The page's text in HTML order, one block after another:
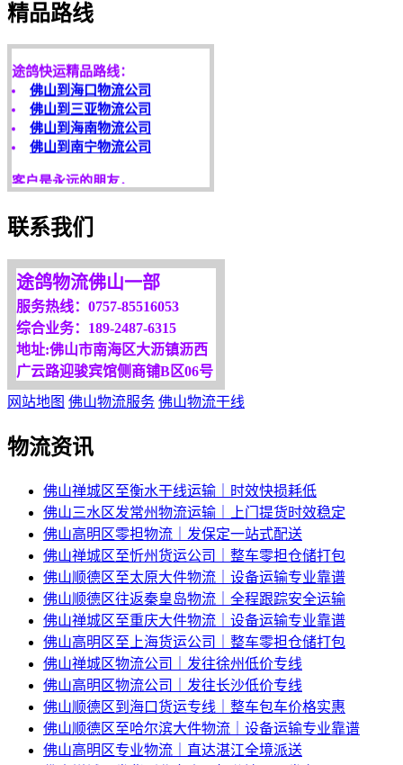
精品路线
东成西就泰运！
途鸽快运精品路线：
佛山到海口物流公司
佛山到三亚物流公司
佛山到海南物流公司
佛山到南宁物流公司
客户是永远的朋友，
服务是永恒的追求！
更多服务请来电咨询，
我们将竭诚为你服务！
联系我们
途鸽物流佛山一部
服务热线：0757-85516053
综合业务：189-2487-6315
地址:佛山市南海区大沥镇沥西
广云路迎骏宾馆侧商铺B区06号
网站地图 佛山物流服务 佛山物流干线
物流资讯
佛山禅城区至衡水干线运输｜时效快损耗低
佛山三水区发常州物流运输｜上门提货时效稳定
佛山高明区零担物流｜发保定一站式配送
佛山禅城区至忻州货运公司｜整车零担仓储打包
佛山顺德区至太原大件物流｜设备运输专业靠谱
佛山顺德区往返秦皇岛物流｜全程跟踪安全运输
佛山禅城区至重庆大件物流｜设备运输专业靠谱
佛山高明区至上海货运公司｜整车零担仓储打包
佛山禅城区物流公司｜发往徐州低价专线
佛山高明区物流公司｜发往长沙低价专线
佛山顺德区到海口货运专线｜整车包车价格实惠
佛山顺德区至哈尔滨大件物流｜设备运输专业靠谱
佛山高明区专业物流｜直达湛江全境派送